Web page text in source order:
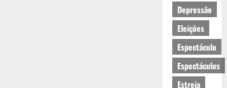
Depressão
Eleições
Espectáculo
Espectáculos
Estreia